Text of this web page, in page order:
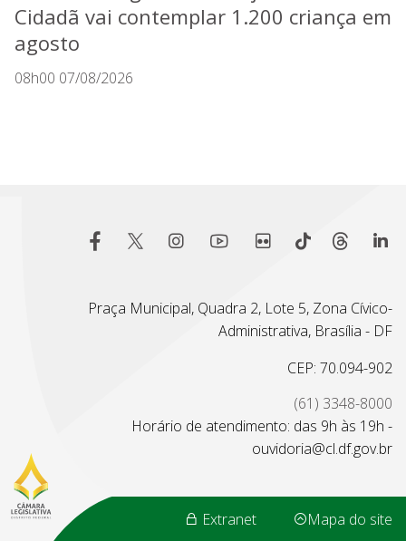
Cidadã vai contemplar 1.200 criança em
agosto
08h00 07/08/2026
Praça Municipal, Quadra 2, Lote 5, Zona Cívico-
Administrativa, Brasília - DF
CEP: 70.094-902
(61) 3348-8000
Horário de atendimento: das 9h às 19h -
ouvidoria@cl.df.gov.br
Extranet Mapa do site